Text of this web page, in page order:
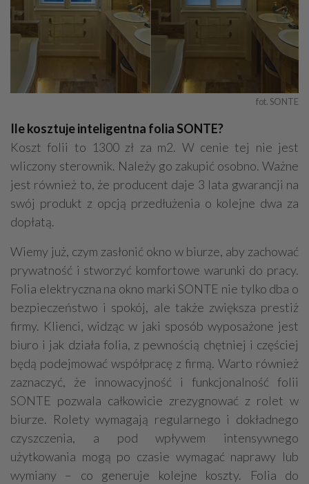
fot. SONTE
Ile kosztuje inteligentna folia SONTE?
Koszt folii to 1300 zł za m2. W cenie tej nie jest
wliczony sterownik. Należy go zakupić osobno. Ważne
jest również to, że producent daje 3 lata gwarancji na
swój produkt z opcją przedłużenia o kolejne dwa za
dopłatą.
Wiemy już, czym zasłonić okno w biurze, aby zachować
prywatność i stworzyć komfortowe warunki do pracy.
Folia elektryczna na okno marki SONTE nie tylko dba o
bezpieczeństwo i spokój, ale także zwiększa prestiż
firmy. Klienci, widząc w jaki sposób wyposażone jest
biuro i jak działa folia, z pewnością chętniej i częściej
będą podejmować współpracę z firmą. Warto również
zaznaczyć, że innowacyjność i funkcjonalność folii
SONTE pozwala całkowicie zrezygnować z rolet w
biurze. Rolety wymagają regularnego i dokładnego
czyszczenia, a pod wpływem intensywnego
użytkowania mogą po czasie wymagać naprawy lub
wymiany – co generuje kolejne koszty. Folia do